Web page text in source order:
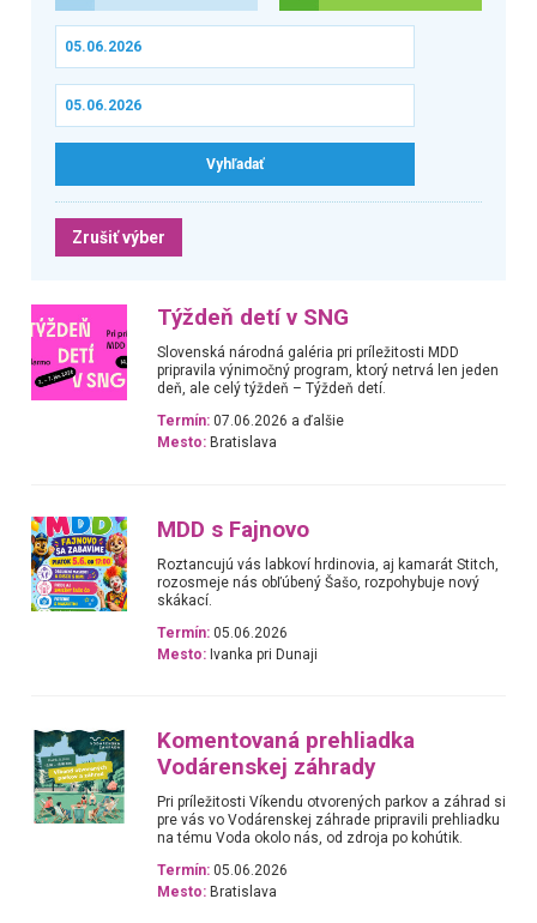
Zrušiť výber
Týždeň detí v SNG
Slovenská národná galéria pri príležitosti MDD
pripravila výnimočný program, ktorý netrvá len jeden
deň, ale celý týždeň – Týždeň detí.
Termín: 07.06.2026 a ďalšie
Mesto: Bratislava
MDD s Fajnovo
Roztancujú vás labkoví hrdinovia, aj kamarát Stitch,
rozosmeje nás obľúbený Šašo, rozpohybuje nový
skákací.
Termín: 05.06.2026
Mesto: Ivanka pri Dunaji
Komentovaná prehliadka
Vodárenskej záhrady
Pri príležitosti Víkendu otvorených parkov a záhrad si
pre vás vo Vodárenskej záhrade pripravili prehliadku
na tému Voda okolo nás, od zdroja po kohútik.
Termín: 05.06.2026
Mesto: Bratislava